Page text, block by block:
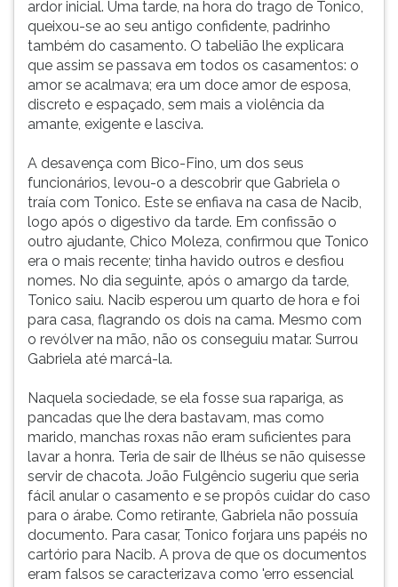
ardor inicial. Uma tarde, na hora do trago de Tonico,
queixou-se ao seu antigo confidente, padrinho
também do casamento. O tabelião lhe explicara
que assim se passava em todos os casamentos: o
amor se acalmava; era um doce amor de esposa,
discreto e espaçado, sem mais a violência da
amante, exigente e lasciva.
A desavença com Bico-Fino, um dos seus
funcionários, levou-o a descobrir que Gabriela o
traía com Tonico. Este se enfiava na casa de Nacib,
logo após o digestivo da tarde. Em confissão o
outro ajudante, Chico Moleza, confirmou que Tonico
era o mais recente; tinha havido outros e desfiou
nomes. No dia seguinte, após o amargo da tarde,
Tonico saiu. Nacib esperou um quarto de hora e foi
para casa, flagrando os dois na cama. Mesmo com
o revólver na mão, não os conseguiu matar. Surrou
Gabriela até marcá-la.
Naquela sociedade, se ela fosse sua rapariga, as
pancadas que lhe dera bastavam, mas como
marido, manchas roxas não eram suficientes para
lavar a honra. Teria de sair de Ilhéus se não quisesse
servir de chacota. João Fulgêncio sugeriu que seria
fácil anular o casamento e se propôs cuidar do caso
para o árabe. Como retirante, Gabriela não possuía
documento. Para casar, Tonico forjara uns papéis no
cartório para Nacib. A prova de que os documentos
eram falsos se caracterizava como 'erro essencial